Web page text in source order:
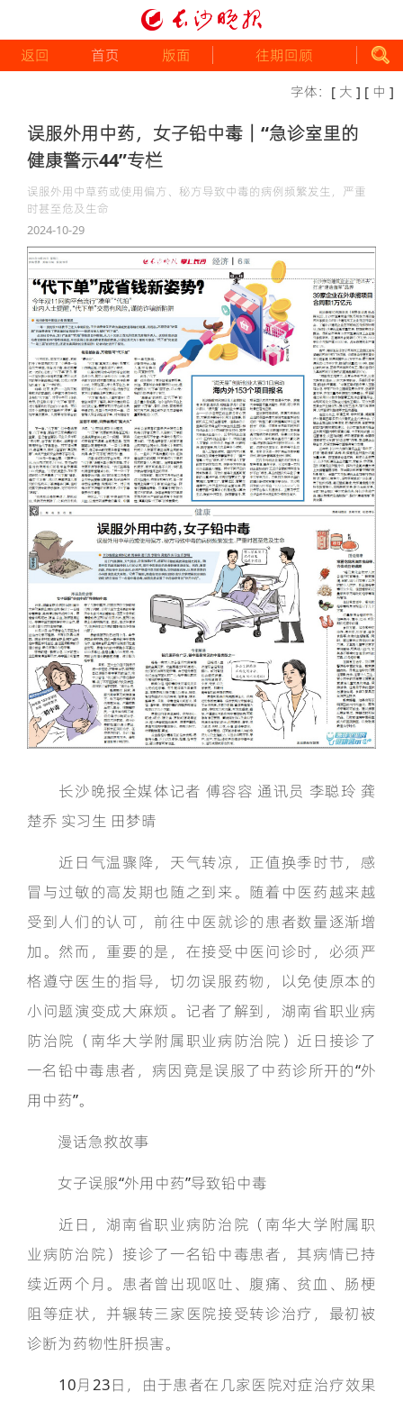
返回 首页 版面 往期回顾
字体： [ 大 ] [ 中 ]
误服外用中药，女子铅中毒｜“急诊室里的
健康警示44”专栏
误服外用中草药或使用偏方、秘方导致中毒的病例频繁发生，严重
时甚至危及生命
2024-10-29
长沙晚报全媒体记者 傅容容 通讯员 李聪玲 龚
楚乔 实习生 田梦晴
近日气温骤降，天气转凉，正值换季时节，感
冒与过敏的高发期也随之到来。随着中医药越来越
受到人们的认可，前往中医就诊的患者数量逐渐增
加。然而，重要的是，在接受中医问诊时，必须严
格遵守医生的指导，切勿误服药物，以免使原本的
小问题演变成大麻烦。记者了解到，湖南省职业病
防治院（南华大学附属职业病防治院）近日接诊了
一名铅中毒患者，病因竟是误服了中药诊所开的“外
用中药”。
漫话急救故事
女子误服“外用中药”导致铅中毒
近日，湖南省职业病防治院（南华大学附属职
业病防治院）接诊了一名铅中毒患者，其病情已持
续近两个月。患者曾出现呕吐、腹痛、贫血、肠梗
阻等症状，并辗转三家医院接受转诊治疗，最初被
诊断为药物性肝损害。
10月23日，由于患者在几家医院对症治疗效果